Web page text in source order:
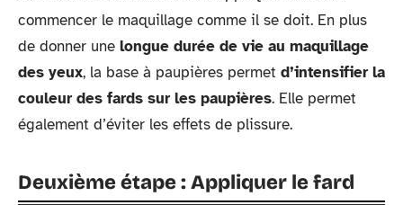
commencer le maquillage comme il se doit. En plus
de donner une longue durée de vie au maquillage
des yeux, la base à paupières permet d’intensifier la
couleur des fards sur les paupières. Elle permet
également d’éviter les effets de plissure.
Deuxième étape : Appliquer le fard